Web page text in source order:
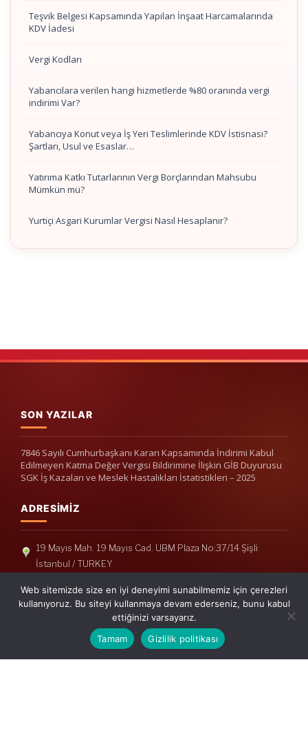
Teşvik Belgesi Kapsamında Yapılan İnşaat Harcamalarında
KDV İadesi
Vergi Kodları
Yabancılara verilen hangi hizmetlerde %80 oranında vergi
indirimi Var?
Yabancıya Konut veya İş Yeri Teslimlerinde KDV İstisnası?
Şartları, Usul ve Esaslar…
Yatırıma Katkı Tutarlarının Vergi Borçlarından Mahsubu
Mümkün mü?
Yurtiçi Asgari Kurumlar Vergisi Nasıl Hesaplanır?
SON YAZILAR
7846 Sayılı Cumhurbaşkanı Kararı Kapsamında İndirimi Kabul
Edilmeyen Katma Değer Vergisi Bildirimine İlişkin GİB Duyurusu
SGK İş Kazaları ve Meslek Hastalıkları İstatistikleri – 2025
ADRESIMIZ
19 Mayıs Mah. 19 Mayıs Cad. UBM Plaza No:37/14 Şişli
İstanbul / TURKEY
Telefon: +90(212) 240 33 39
Telefon: +90(212) 248 19 36
info@erisymm.com
Web sitemizde size en iyi deneyimi sunabilmemiz için çerezleri
kullanıyoruz. Bu siteyi kullanmaya devam ederseniz, bunu kabul
ettiğinizi varsayarız.
Tamam
Gizlilik politikası